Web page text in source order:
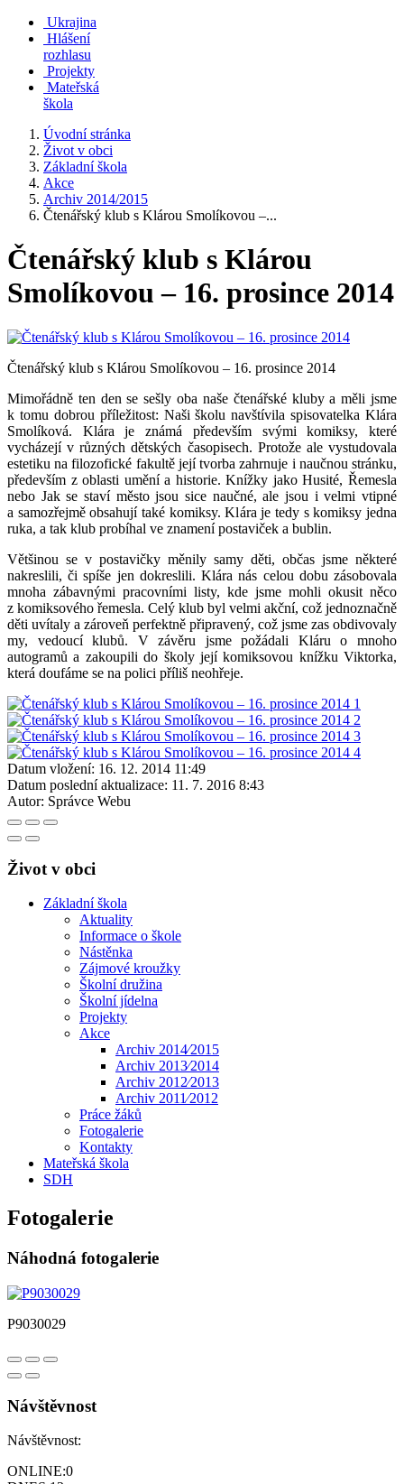
Ukrajina
Hlášení
rozhlasu
Projekty
Mateřská
škola
Úvodní stránka
Život v obci
Základní škola
Akce
Archiv 2014/2015
Čtenářský klub s Klárou Smolíkovou –...
Čtenářský klub s Klárou
Smolíkovou – 16. prosince 2014
Čtenářský klub s Klárou Smolíkovou – 16. prosince 2014
Mimořádně ten den se sešly oba naše čtenářské kluby a měli jsme
k tomu dobrou příležitost: Naši školu navštívila spisovatelka Klára
Smolíková. Klára je známá především svými komiksy, které
vycházejí v různých dětských časopisech. Protože ale vystudovala
estetiku na filozofické fakultě její tvorba zahrnuje i naučnou stránku,
především z oblasti umění a historie. Knížky jako Husité, Řemesla
nebo Jak se staví město jsou sice naučné, ale jsou i velmi vtipné
a samozřejmě obsahují také komiksy. Klára je tedy s komiksy jedna
ruka, a tak klub probíhal ve znamení postaviček a bublin.
Většinou se v postavičky měnily samy děti, občas jsme některé
nakreslili, či spíše jen dokreslili. Klára nás celou dobu zásobovala
mnoha zábavnými pracovními listy, kde jsme mohli okusit něco
z komiksového řemesla. Celý klub byl velmi akční, což jednoznačně
děti uvítaly a zároveň perfektně připravený, což jsme zas obdivovaly
my, vedoucí klubů. V závěru jsme požádali Kláru o mnoho
autogramů a zakoupili do školy její komiksovou knížku Viktorka,
která doufáme se na polici příliš neohřeje.
Datum vložení: 16. 12. 2014 11:49
Datum poslední aktualizace: 11. 7. 2016 8:43
Autor: Správce Webu
Život v obci
Základní škola
Aktuality
Informace o škole
Nástěnka
Zájmové kroužky
Školní družina
Školní jídelna
Projekty
Akce
Archiv 2014⁄2015
Archiv 2013⁄2014
Archiv 2012⁄2013
Archiv 2011⁄2012
Práce žáků
Fotogalerie
Kontakty
Mateřská škola
SDH
Fotogalerie
Náhodná fotogalerie
P9030029
Návštěvnost
Návštěvnost:
ONLINE:0